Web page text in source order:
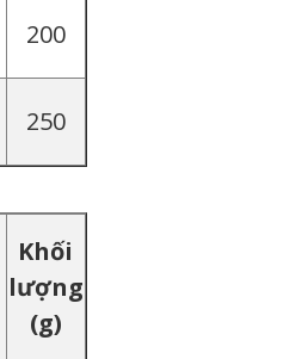
200
250
Khối
lượng
(g)